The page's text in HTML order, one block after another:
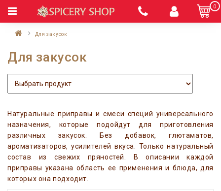
0
Для закусок
Для закусок
Натуральные приправы и смеси специй универсального
назначения, которые подойдут для приготовления
различных закусок. Без добавок, глютаматов,
ароматизаторов, усилителей вкуса. Только натуральный
состав из свежих пряностей. В описании каждой
приправы указана область ее применения и блюда, для
которых она подходит.